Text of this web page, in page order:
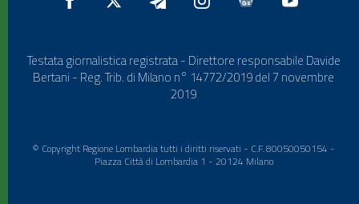
Testata giornalistica registrata - Direttore responsabile Davide
Bertani - Reg. Trib. di Milano n° 14772/2019 del 7 novembre
2019
© Copyright Regione Lombardia tutti i diritti riservati - C.F. 80050050154 -
Piazza Città di Lombardia 1 - 20124 Milano